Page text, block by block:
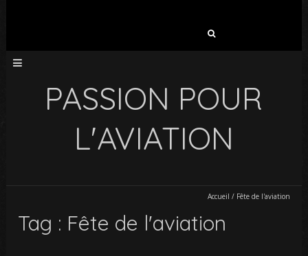
PASSION POUR
L'AVIATION
Accueil / Fête de l'aviation
Tag : Fête de l'aviation